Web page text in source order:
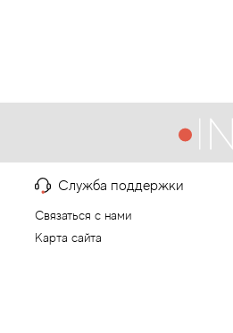
Служба поддержки
Связаться с нами
Карта сайта